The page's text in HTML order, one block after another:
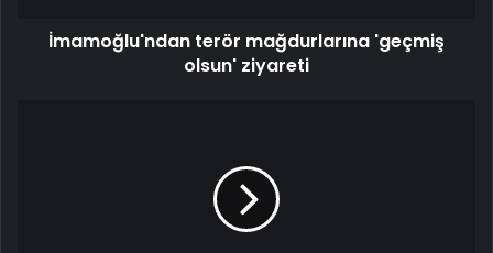
İmamoğlu'ndan terör mağdurlarına 'geçmiş
olsun' ziyareti